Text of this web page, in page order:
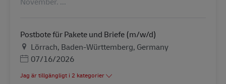
Postbote für Pakete und Briefe (m/w/d)
PlatsLörrach, Baden-Württemberg, Germany
Posted Date
07/16/2026
Jag är tillgängligt i 2 kategorier